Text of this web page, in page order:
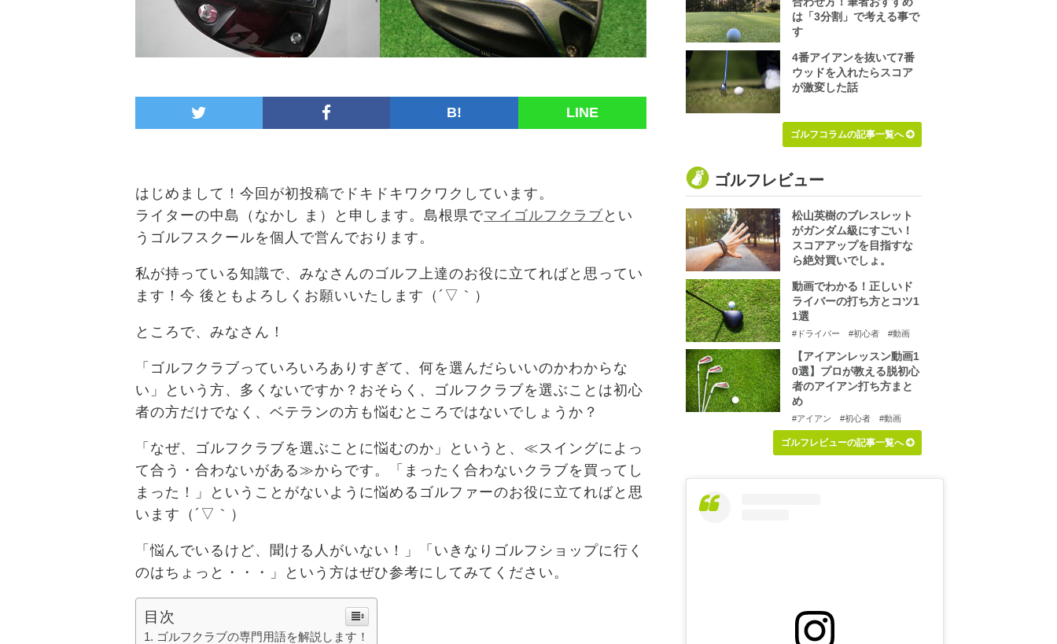
B! LINE
はじめまして！今回が初投稿でドキドキワクワクしています。
ライターの中島（なかし ま）と申します。島根県でマイゴルフクラブ とい
うゴルフスクールを個人で営んでおります。
私が持っている知識で、みなさんのゴルフ上達のお役に立てればと思ってい
ます！今 後ともよろしくお願いいたします（´▽｀）
ところで、みなさん！
「ゴルフクラブっていろいろありすぎて、何を選んだらいいのかわからな
い」という方、多くないですか？おそらく、ゴルフクラブを選ぶことは初心
者の方だけでなく、ベテランの方も悩むところではないでしょうか？
「なぜ、ゴルフクラブを選ぶことに悩むのか」というと、≪スイングによっ
て合う・合わないがある≫からです。「まったく合わないクラブを買ってし
まった！」ということがないように悩めるゴルファーのお役に立てればと思
います（´▽｀）
「悩んでいるけど、聞ける人がいない！」「いきなりゴルフショップに行く
のはちょっと・・・」という方はぜひ参考にしてみてください。
目次
ゴルフクラブの専門用語を解説します！
は「3分割」で考える事で
す
4番アイアンを抜いて7番
ウッドを入れたらスコア
が激変した話
ゴルフコラムの記事一覧へ
ゴルフレビュー
松山英樹のブレスレット
がガンダム級にすごい！
スコアアップを目指すな
ら絶対買いでしょ。
動画でわかる！正しいド
ライバーの打ち方とコツ1
1選
#ドライバー #初心者 #動画
【アイアンレッスン動画1
0選】プロが教える脱初心
者のアイアン打ち方まと
め
#アイアン #初心者 #動画
ゴルフレビューの記事一覧へ